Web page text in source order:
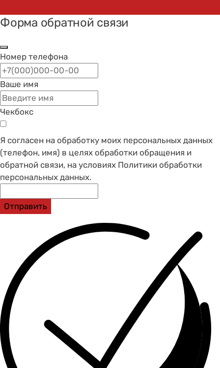
Форма обратной связи
Номер телефона
Ваше имя
Чекбокс
Я согласен на обработку моих персональных данных
(телефон, имя) в целях обработки обращения и
обратной связи, на условиях Политики обработки
персональных данных.
Отправить